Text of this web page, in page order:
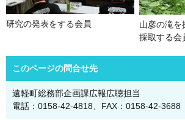
研究の発表をする会員
山彦の滝を
採取する会
このページの問合せ先
遠軽町総務部企画課広報広聴担当
電話：0158-42-4818、FAX：0158-42-3688